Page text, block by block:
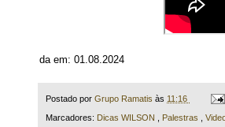
da em: 01.08.2024
Postado por Grupo Ramatis às 11:16
Marcadores: Dicas WILSON Palestras